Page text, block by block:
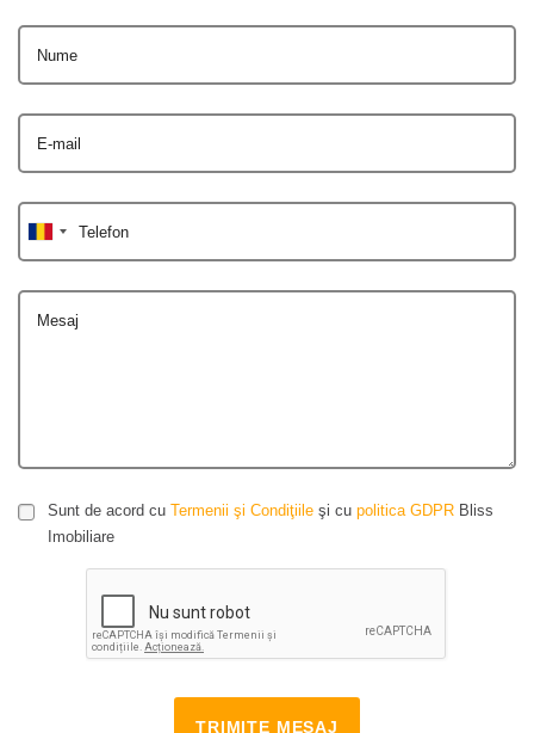
Nume
E-mail
Telefon
Mesaj
Sunt de acord cu Termenii şi Condiţiile şi cu politica GDPR Bliss
Imobiliare
TRIMITE MESAJ